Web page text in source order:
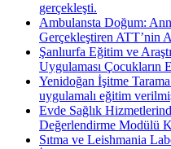
gerçekleşti.
Ambulansta Doğum:
Gerçekleştiren ATT’nin
Şanlıurfa Eğitim ve
Uygulaması Çocukların
Yenidoğan İşitme
uygulamalı eğitim
Evde Sağlık
Değerlendirme Modülü
Sıtma ve Leishmania